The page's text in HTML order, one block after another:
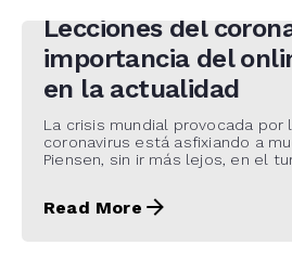
Lecciones del
importancia del
en la actualidad
La crisis mundial provocada por
coronavirus está asfixiando a
Piensen, sin ir más lejos, en el
Read More